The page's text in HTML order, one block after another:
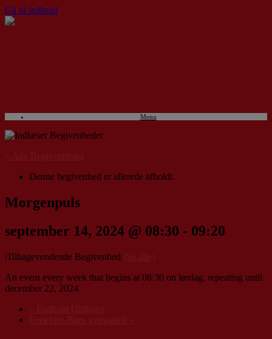
Gå til indhold
Menu
Denne begivenhed er allerede afholdt.
Morgenpuls
september 14, 2024 @ 08:30 - 09:20
|Tilbagevendende Begivenhed
An event every week that begins at 08:30 on lørdag, repeating until
december 22, 2024